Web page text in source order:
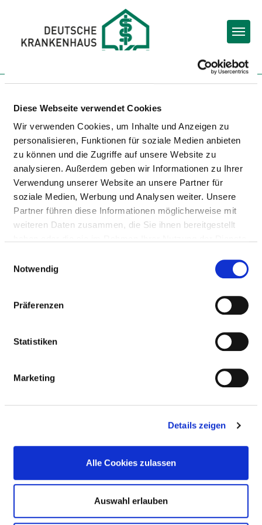
Diese Webseite verwendet Cookies
Wir verwenden Cookies, um Inhalte und Anzeigen zu
personalisieren, Funktionen für soziale Medien anbieten
zu können und die Zugriffe auf unsere Website zu
analysieren. Außerdem geben wir Informationen zu Ihrer
Verwendung unserer Website an unsere Partner für
soziale Medien, Werbung und Analysen weiter. Unsere
Partner führen diese Informationen möglicherweise mit
weiteren Daten zusammen, die Sie ihnen bereitgestellt
Notwendig
Präferenzen
Statistiken
Marketing
Details zeigen
Alle Cookies zulassen
Auswahl erlauben
Zur Krankenhaus-Startseite
KLINIK MALLERSDORF
MOBILITÄTSEINSCHRÄNKUNGEN
ÜBERGEWICHT / KÖRPERGRÖSSE
FREMDSPRACHIGKEIT / RELIGION